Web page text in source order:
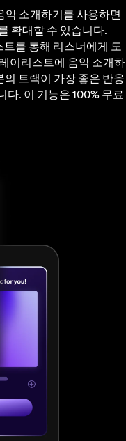
소개하기를 사용하면
확대할 수 있습니다.
를 통해 리스너에게 도
이리스트에 음악 소개하
트랙이 가장 좋은 반응
다. 이 기능은 100% 무료